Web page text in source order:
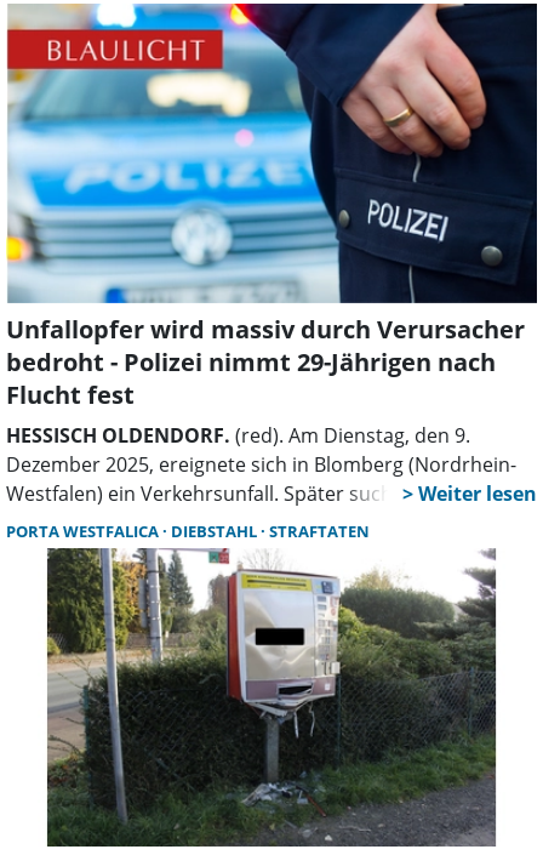
Unfallopfer wird massiv durch Verursacher
bedroht - Polizei nimmt 29-Jährigen nach
Flucht fest
HESSISCH OLDENDORF. (red). Am Dienstag, den 9.
Dezember 2025, ereignete sich in Blomberg (Nordrhein-
Westfalen) ein Verkehrsunfall. Später suchte der
Verursacher das Unfallopfer in Hessisch Oldendorf auf
und forderte unter Vorzeigen eines Messers Geld von
ihm, wie die Staatsanwaltschaft Hannover mitteilte.
PORTA WESTFALICA DIEBSTAHL STRAFTATEN